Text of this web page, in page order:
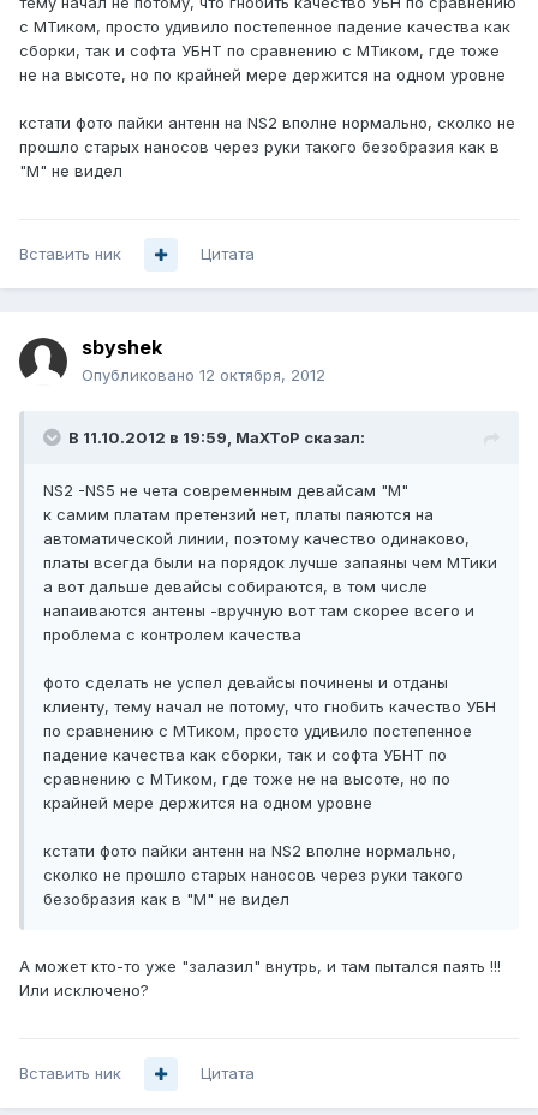
с МТиком, просто удивило постепенное падение качества как
сборки, так и софта УБНТ по сравнению с МТиком, где тоже
не на высоте, но по крайней мере держится на одном уровне
кстати фото пайки антенн на NS2 вполне нормально, сколко не
прошло старых наносов через руки такого безобразия как в
"М" не видел
Вставить ник Цитата
sbyshek
Опубликовано 12 октября, 2012
В 11.10.2012 в 19:59, MaXToP сказал:
NS2 -NS5 не чета современным девайсам "М"
к самим платам претензий нет, платы паяются на
автоматической линии, поэтому качество одинаково,
платы всегда были на порядок лучше запаяны чем МТики
а вот дальше девайсы собираются, в том числе
напаиваются антены -вручную вот там скорее всего и
проблема с контролем качества
фото сделать не успел девайсы починены и отданы
клиенту, тему начал не потому, что гнобить качество УБН
по сравнению с МТиком, просто удивило постепенное
падение качества как сборки, так и софта УБНТ по
сравнению с МТиком, где тоже не на высоте, но по
крайней мере держится на одном уровне
кстати фото пайки антенн на NS2 вполне нормально,
сколко не прошло старых наносов через руки такого
безобразия как в "М" не видел
А может кто-то уже "залазил" внутрь, и там пытался паять !!!
Или исключено?
Вставить ник Цитата